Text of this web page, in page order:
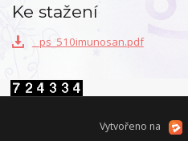
Ke stažení
_ps_510imunosan.pdf
Vytvořeno na